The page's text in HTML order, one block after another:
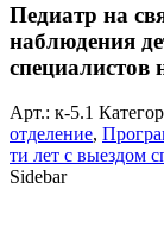
Педиатр на
наблюдения
специалистов
Арт.: к-5.1
отделение,
ти лет с выездом
Sidebar